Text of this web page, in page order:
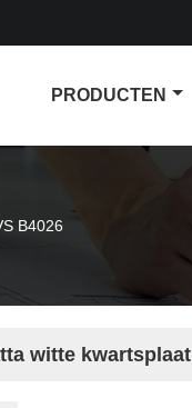
PRODUCTEN
B4026
witte kwartsplaat